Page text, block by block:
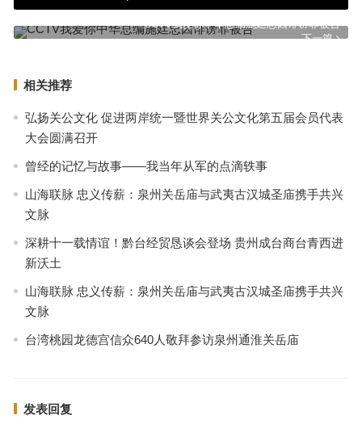
下一篇
CCTV我爱你中华总编施廷忠因诽谤罪被告
相关推荐
弘扬关公文化 促进两岸统一暨世界关公文化第五届会员代表
大会圆满召开
曾经的记忆与故事——我当年从军的点滴轶事
山海联脉 忠义传薪：泉州关岳庙与武夷古汉城圣庙携手共兴
文脉
深耕十一载情谊！黔台经贸恳谈会登场 贵州成台商台青西进
新沃土
山海联脉 忠义传薪：泉州关岳庙与武夷古汉城圣庙携手共兴
文脉
台湾桃园龙德宫信众640人敬拜参访泉州通淮关岳庙
发表回复